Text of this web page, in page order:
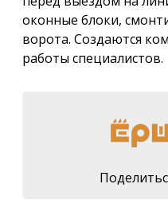
оконные блоки,
ворота. Создаются
работы специалистов.